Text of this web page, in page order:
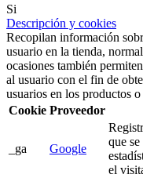
Si
Descripción y cookies
Recopilan información
usuario en la tienda,
ocasiones también
al usuario con el fin de
usuarios en los productos
Cookie Proveedor
_ga Google
que
el